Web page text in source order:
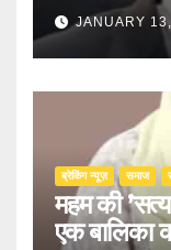
JANUARY
ब्रेकिंग न्यूज़ समाज
महम की
एक बालिका